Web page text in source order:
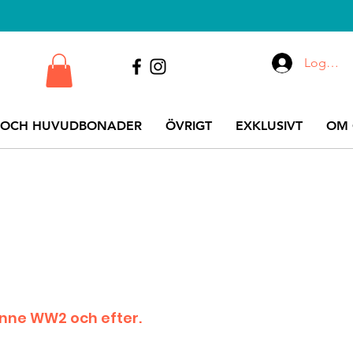
HUVUDBONADER ÖVRIGT EXKLUSIVT OM
Logga
WW2 och efter.